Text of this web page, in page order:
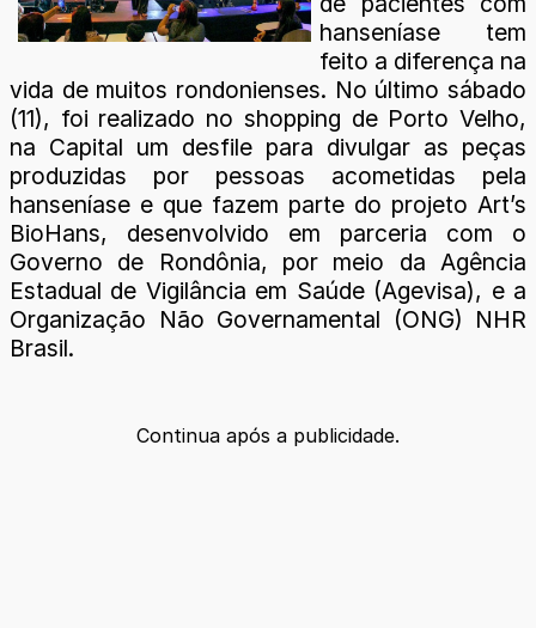
hanseníase tem
feito a diferença na
vida de muitos rondonienses. No último sábado
(11), foi realizado no shopping de Porto Velho,
na Capital um desfile para divulgar as peças
produzidas por pessoas acometidas pela
hanseníase e que fazem parte do projeto Art’s
BioHans, desenvolvido em parceria com o
Governo de Rondônia, por meio da Agência
Estadual de Vigilância em Saúde (Agevisa), e a
Organização Não Governamental (ONG) NHR
Brasil.
Continua após a publicidade.